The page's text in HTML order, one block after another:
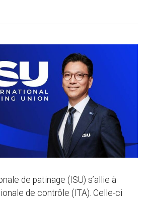
de patinage (ISU) s’allie à
de contrôle (ITA). Celle-ci